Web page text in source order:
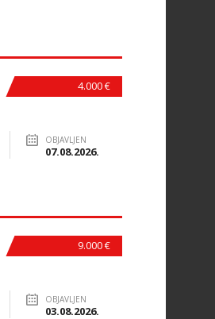
4.000 €
OBJAVLJEN
07.08.2026.
9.000 €
OBJAVLJEN
03.08.2026.